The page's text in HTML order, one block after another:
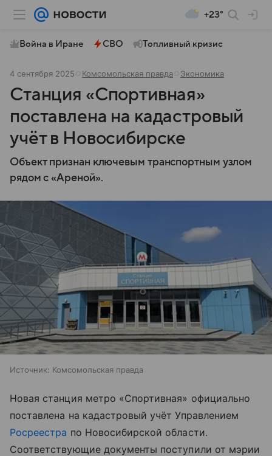
+23°
Война в Иране СВО Топливный кризис
4 сентября 2025 Комсомольская правда Экономика
Станция «Спортивная»
поставлена на кадастровый
учёт в Новосибирске
Объект признан ключевым транспортным узлом
рядом с «Ареной».
Источник: Комсомольская правда
Новая станция метро «Спортивная» официально
поставлена на кадастровый учёт Управлением
Росреестра по Новосибирской области.
Соответствующие документы поступили от мэрии